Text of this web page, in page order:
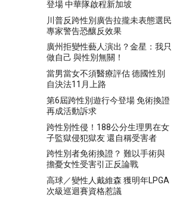
登場 中華隊啟程新加坡
川普反跨性別廣告拉攏未表態選民
專家警告恐釀反效果
廣州拒變性藝人演出？金星：我只
做自己 與性別無關！
當男當女不須醫療評估 德國性別
自決法11月上路
第6屆跨性別遊行今登場 免術換證
再成活動訴求
跨性別性侵！188公分生理男在女
子監獄侵犯獄友 還自稱受害者
跨性別者免術換證？ 難以手術與
擔憂女性受害引正反論戰
高球／變性人戴維森 獲明年LPGA
次級巡迴賽資格惹議